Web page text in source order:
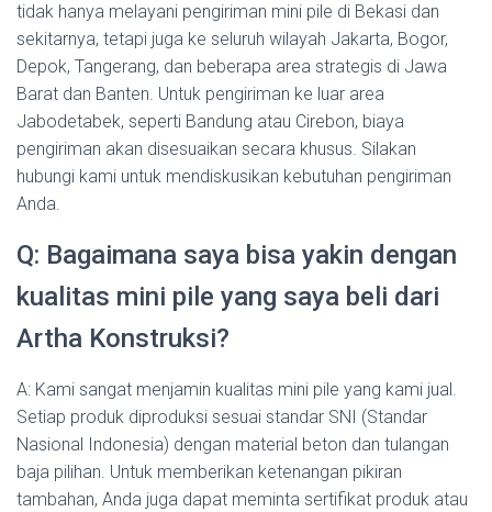
tidak hanya melayani pengiriman mini pile di Bekasi dan
sekitarnya, tetapi juga ke seluruh wilayah Jakarta, Bogor,
Depok, Tangerang, dan beberapa area strategis di Jawa
Barat dan Banten. Untuk pengiriman ke luar area
Jabodetabek, seperti Bandung atau Cirebon, biaya
pengiriman akan disesuaikan secara khusus. Silakan
hubungi kami untuk mendiskusikan kebutuhan pengiriman
Anda.
Q: Bagaimana saya bisa yakin dengan
kualitas mini pile yang saya beli dari
Artha Konstruksi?
A: Kami sangat menjamin kualitas mini pile yang kami jual.
Setiap produk diproduksi sesuai standar SNI (Standar
Nasional Indonesia) dengan material beton dan tulangan
baja pilihan. Untuk memberikan ketenangan pikiran
tambahan, Anda juga dapat meminta sertifikat produk atau